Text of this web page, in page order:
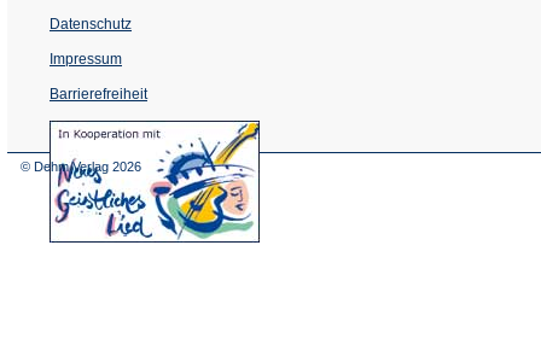
Datenschutz
Impressum
Barrierefreiheit
(Öffnet
in
© Dehm Verlag 2026